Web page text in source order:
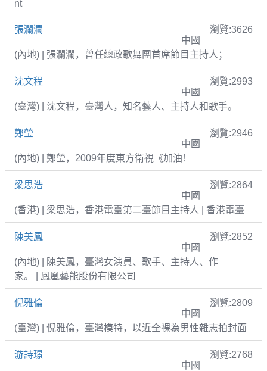
nt
張瀾瀾
瀏覽:3626
中國
(內地) | 張瀾瀾，曾任總政歌舞團首席節目主持人；
沈文程
瀏覽:2993
中國
(臺灣) | 沈文程，臺灣人，知名藝人、主持人和歌手。
鄭瑩
瀏覽:2946
中國
(內地) | 鄭瑩，2009年度東方衛視《加油！
梁思浩
瀏覽:2864
中國
(香港) | 梁思浩，香港電臺第二臺節目主持人 | 香港電臺
陳美鳳
瀏覽:2852
中國
(內地) | 陳美鳳，臺灣女演員、歌手、主持人、作
家。 | 鳳凰藝能股份有限公司
倪雅倫
瀏覽:2809
中國
(臺灣) | 倪雅倫，臺灣模特，以近全裸為男性雜志拍封面
游詩璟
瀏覽:2768
中國